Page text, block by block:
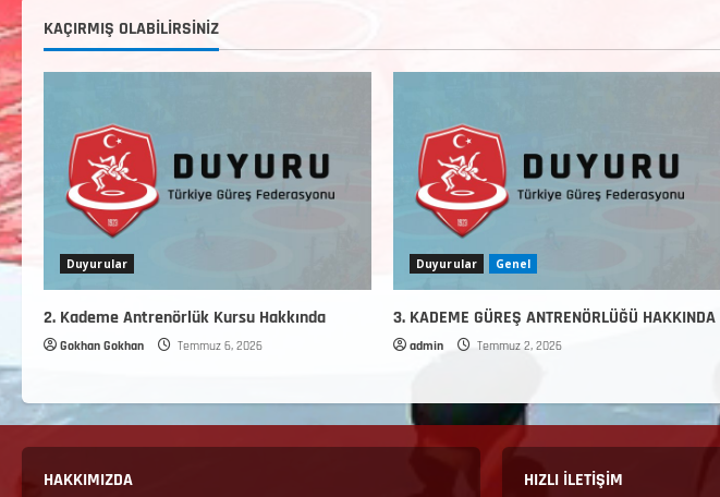
KAÇIRMIŞ OLABILIRSINIZ
Duyurular
2. Kademe Antrenörlük Kursu Hakkında
Gokhan Gokhan Temmuz 6, 2026
Duyurular Genel
3. KADEME GÜREŞ ANTRENÖRLÜĞÜ HAKKINDA
admin Temmuz 2, 2026
HAKKIMIZDA HIZLI İLETİŞİM